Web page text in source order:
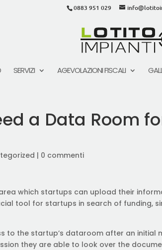
0883 951 029
SERVIZI AGEVOLAZIONI FISCALI
a Data Room
| 0 commenti
which startups can upload their
tool for startups in search of funding,
to the startup’s dataroom after an initial
they are able to look over the